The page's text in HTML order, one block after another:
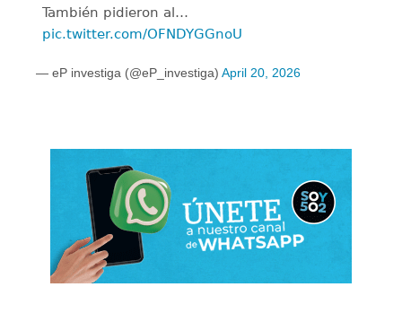
También pidieron al…
pic.twitter.com/OFNDYGGnoU
— eP investiga (@eP_investiga) April 20, 2026